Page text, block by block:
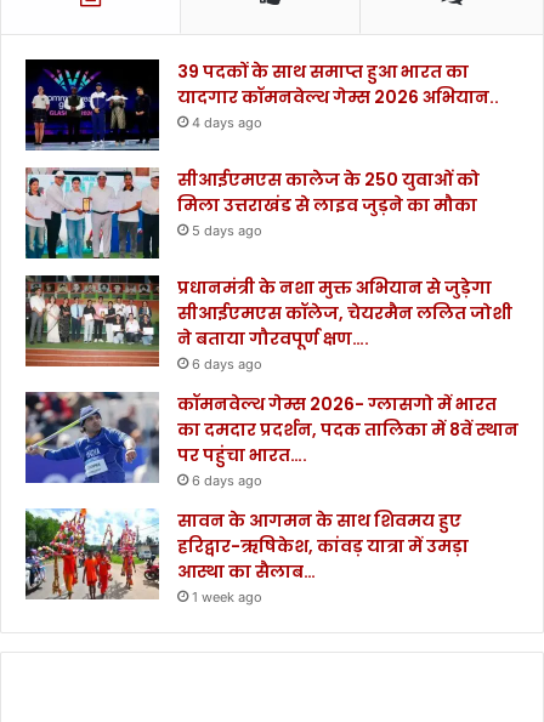
39 पदकों के साथ समाप्त हुआ भारत का
यादगार कॉमनवेल्थ गेम्स 2026 अभियान..
4 days ago
सीआईएमएस कालेज के 250 युवाओं को
मिला उत्तराखंड से लाइव जुड़ने का मौका
5 days ago
प्रधानमंत्री के नशा मुक्त अभियान से जुड़ेगा
सीआईएमएस कॉलेज, चेयरमैन ललित जोशी
ने बताया गौरवपूर्ण क्षण….
6 days ago
कॉमनवेल्थ गेम्स 2026- ग्लासगो में भारत
का दमदार प्रदर्शन, पदक तालिका में 8वें स्थान
पर पहुंचा भारत….
6 days ago
सावन के आगमन के साथ शिवमय हुए
हरिद्वार-ऋषिकेश, कांवड़ यात्रा में उमड़ा
आस्था का सैलाब…
1 week ago